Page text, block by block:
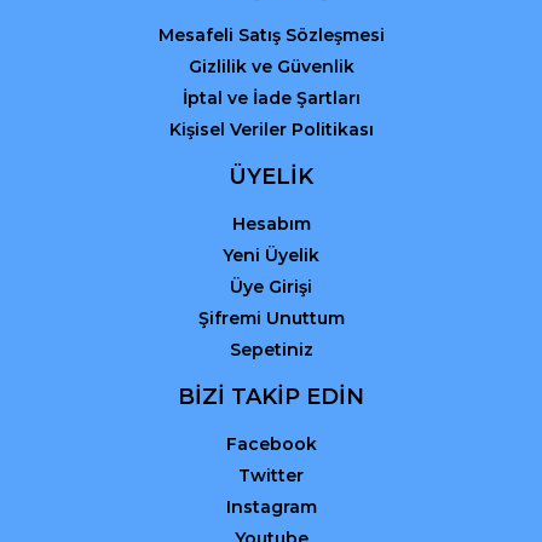
Mesafeli Satış Sözleşmesi
Gizlilik ve Güvenlik
İptal ve İade Şartları
Kişisel Veriler Politikası
ÜYELİK
Hesabım
Yeni Üyelik
Üye Girişi
Şifremi Unuttum
Sepetiniz
BİZİ TAKİP EDİN
Facebook
Twitter
Instagram